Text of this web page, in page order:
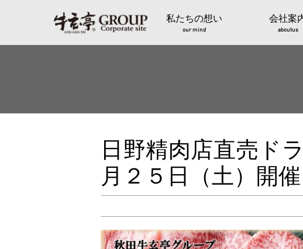
私たちの想い
our mind
会社案
aboutus
日野精肉店直売ド
月２５日（土）開催